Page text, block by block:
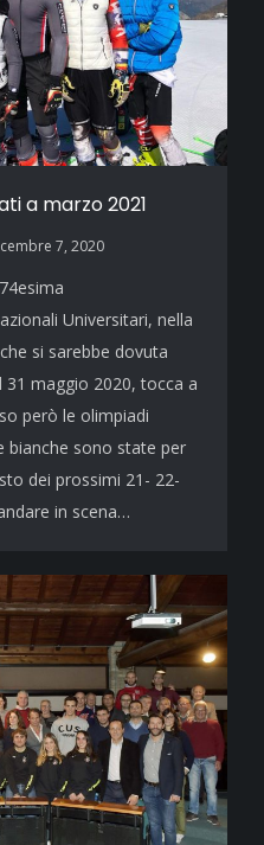
a marzo 2021
7, 2020
Universitari, nella
si sarebbe dovuta
maggio 2020, tocca a
però le olimpiadi
bianche sono state per
dei prossimi 21- 22-
in scena…